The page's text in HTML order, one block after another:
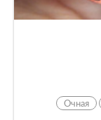
Очная